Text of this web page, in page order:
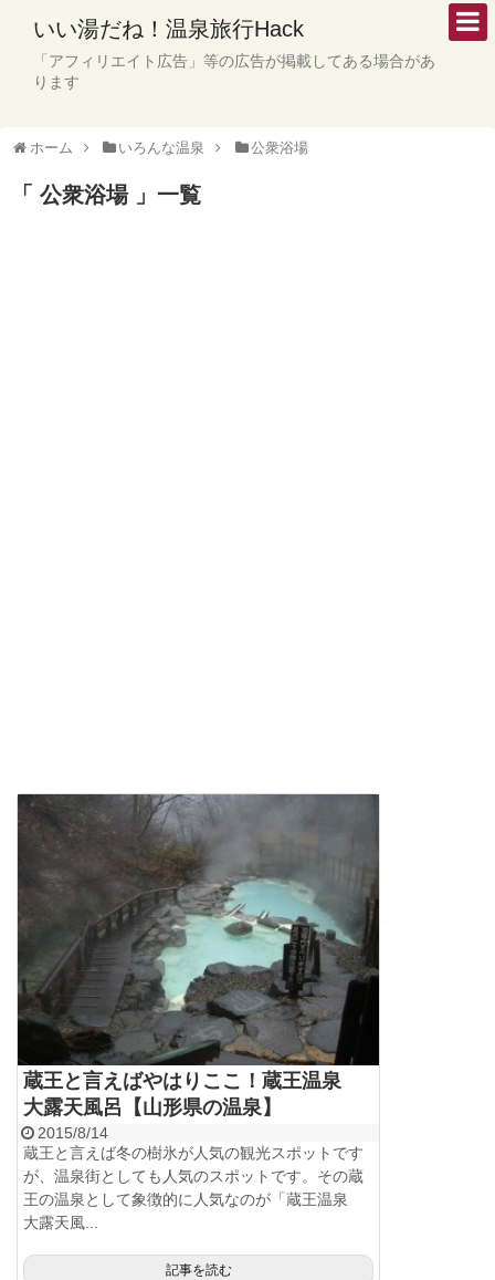
いい湯だね！温泉旅行Hack
「アフィリエイト広告」等の広告が掲載してある場合があ
ります
ホーム いろんな温泉 公衆浴場
「 公衆浴場 」一覧
蔵王と言えばやはりここ！蔵王温泉
大露天風呂【山形県の温泉】
2015/8/14
蔵王と言えば冬の樹氷が人気の観光スポットです
が、温泉街としても人気のスポットです。その蔵
王の温泉として象徴的に人気なのが「蔵王温泉
大露天風...
記事を読む